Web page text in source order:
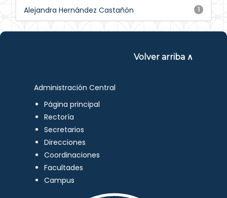
1
Alejandra Hernández Castañón
Volver arriba ∧
Administración Central
Página principal
Rectoría
Secretarios
Direcciones
Coordinaciones
Facultades
Campus